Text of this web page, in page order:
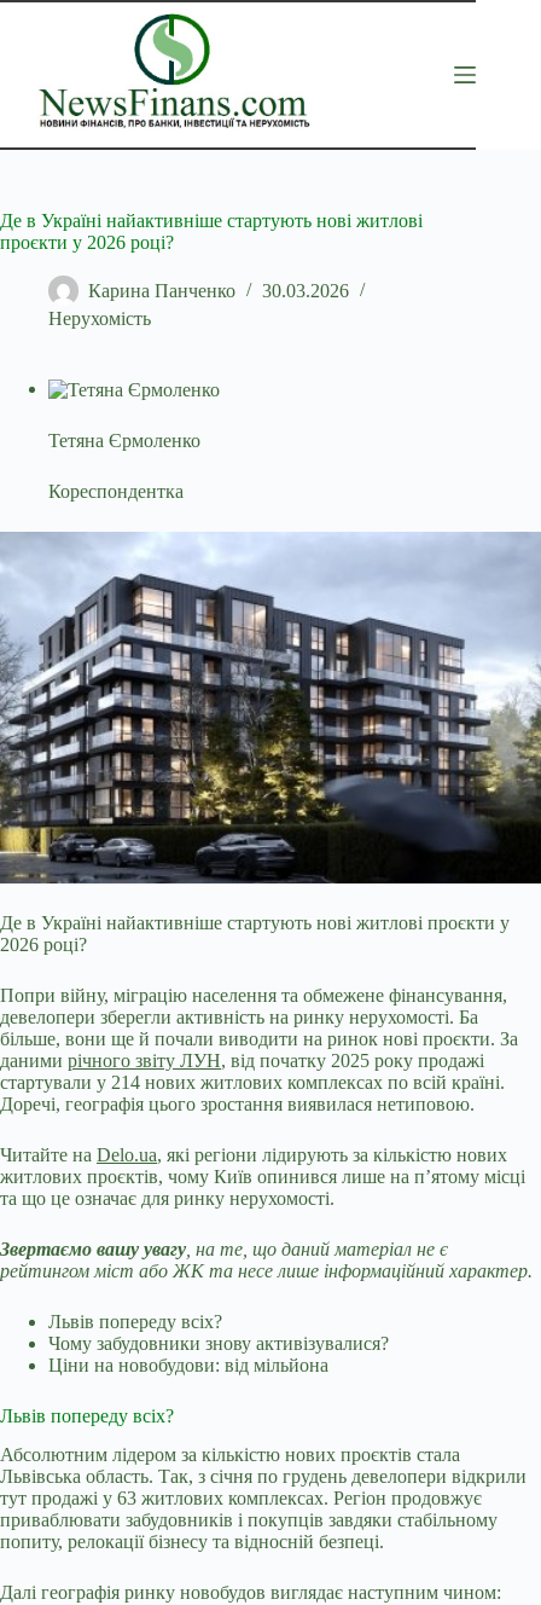
Перейти
Де в Україні найактивніше стартують нові житлові
проєкти у 2026 році?
Карина Панченко
30.03.2026
Нерухомість
Тетяна Єрмоленко
Кореспондентка
Де в Україні найактивніше стартують нові житлові проєкти у
2026 році?
Попри війну, міграцію населення та обмежене фінансування,
девелопери зберегли активність на ринку нерухомості. Ба
більше, вони ще й почали виводити на ринок нові проєкти. За
даними річного звіту ЛУН, від початку 2025 року продажі
стартували у 214 нових житлових комплексах по всій країні.
Доречі, географія цього зростання виявилася нетиповою.
Читайте на Delo.ua, які регіони лідирують за кількістю нових
житлових проєктів, чому Київ опинився лише на п’ятому місці
та що це означає для ринку нерухомості.
Звертаємо вашу увагу , на те, що даний матеріал не є
рейтингом міст або ЖК та несе лише інформаційний характер.
Львів попереду всіх?
Чому забудовники знову активізувалися?
Ціни на новобудови: від мільйона
Львів попереду всіх?
Абсолютним лідером за кількістю нових проєктів стала
Львівська область. Так, з січня по грудень девелопери відкрили
тут продажі у 63 житлових комплексах. Регіон продовжує
приваблювати забудовників і покупців завдяки стабільному
попиту, релокації бізнесу та відносній безпеці.
Далі географія ринку новобудов виглядає наступним чином: